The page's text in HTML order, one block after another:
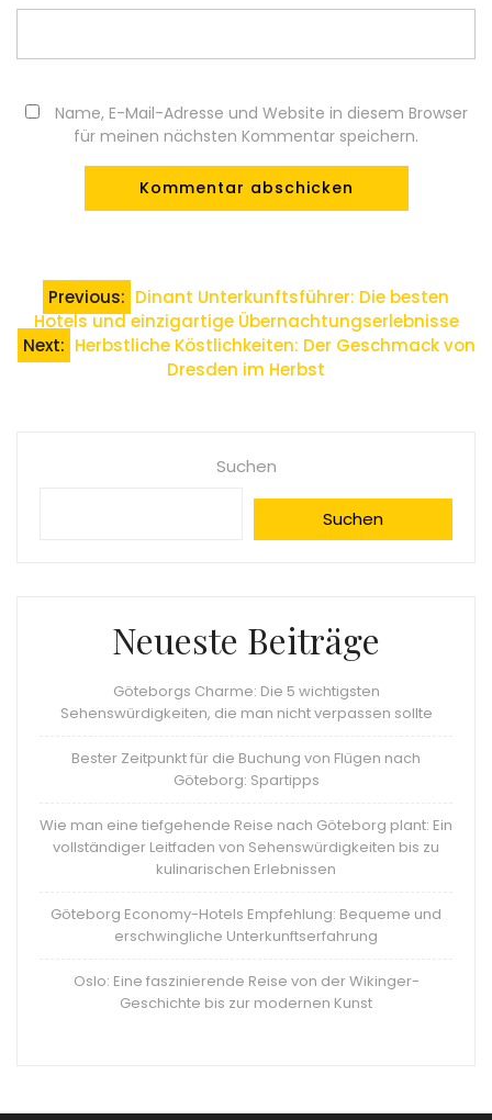
Name, E-Mail-Adresse und Website in diesem Browser
für meinen nächsten Kommentar speichern.
Beitragsnavigation
Previous: Dinant Unterkunftsführer: Die besten
Hotels und einzigartige Übernachtungserlebnisse
Next: Herbstliche Köstlichkeiten: Der Geschmack von
Dresden im Herbst
Suchen
Suchen
Neueste Beiträge
Göteborgs Charme: Die 5 wichtigsten
Sehenswürdigkeiten, die man nicht verpassen sollte
Bester Zeitpunkt für die Buchung von Flügen nach
Göteborg: Spartipps
Wie man eine tiefgehende Reise nach Göteborg plant: Ein
vollständiger Leitfaden von Sehenswürdigkeiten bis zu
kulinarischen Erlebnissen
Göteborg Economy-Hotels Empfehlung: Bequeme und
erschwingliche Unterkunftserfahrung
Oslo: Eine faszinierende Reise von der Wikinger-
Geschichte bis zur modernen Kunst